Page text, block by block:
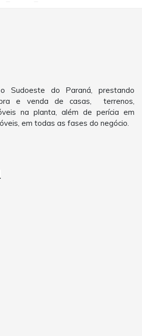
Sudoeste do Paraná, prestando
e venda de casas, terrenos,
na planta, além de perícia em
em todas as fases do negócio.